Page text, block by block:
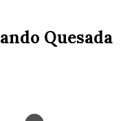
Quesada